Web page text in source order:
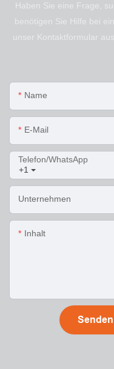
Haben Sie eine Frage,
benötigen Sie Hilfe bei
unser Kontaktformular
Name
E-Mail
+1
Telefon/WhatsApp
Unternehmen
Inhalt